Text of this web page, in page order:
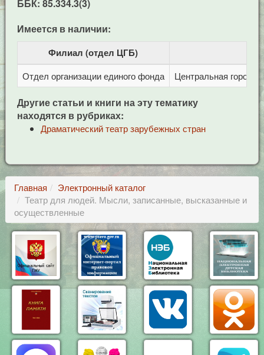
ББК: 85.334.3(3)
Имеется в наличии:
Филиал (отдел ЦГБ)
Отдел организации единого фонда Центральная
Другие статьи и книги на эту тематику
находятся в рубриках:
Драматический театр зарубежных стран
Главная
Электронный каталог
Театр для людей. Мысли, записанные, высказанные и
осуществленные